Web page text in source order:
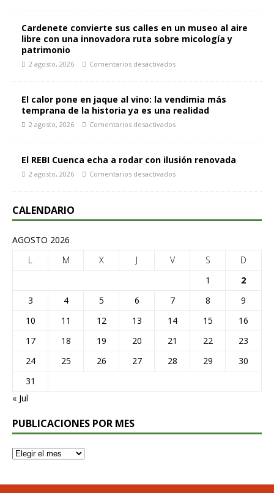
Cardenete convierte sus calles en un museo al aire
libre con una innovadora ruta sobre micología y
patrimonio
2 agosto, 2026 Comentarios desactivados
El calor pone en jaque al vino: la vendimia más
temprana de la historia ya es una realidad
2 agosto, 2026 Comentarios desactivados
El REBI Cuenca echa a rodar con ilusión renovada
2 agosto, 2026 Comentarios desactivados
CALENDARIO
AGOSTO 2026
L
M X J V S
D
1
2
3
4 5 6 7 8
9
10
11 12 13 14 15
16
17
18 19 20 21 22
23
24
25 26 27 28 29
30
31
« Jul
PUBLICACIONES POR MES